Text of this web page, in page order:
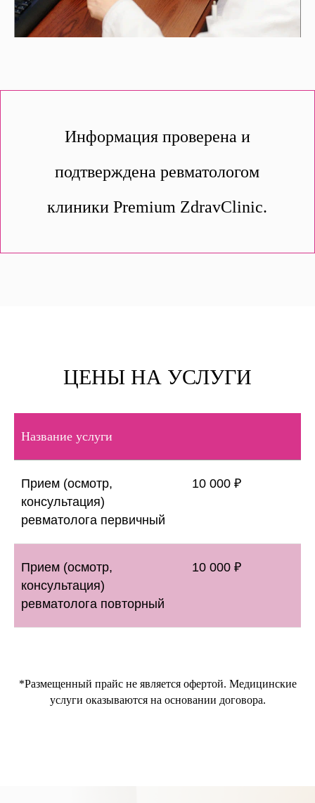
Информация проверена и
подтверждена ревматологом
клиники Premium ZdravClinic.
ЦЕНЫ НА УСЛУГИ
Название услуги
Прием (осмотр,
консультация)
ревматолога первичный
10 000 ₽
Прием (осмотр,
консультация)
ревматолога повторный
10 000 ₽
*Размещенный прайс не является офертой. Медицинские
услуги оказываются на основании договора.
Минздрава России
ЛИЦЕНЗИИ